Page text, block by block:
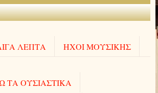
ΛΕΠΤΑ ΗΧΟΙ MOΥΣΙΚΗΣ
ΤΑ ΟΥΣΙΑΣΤΙΚΑ